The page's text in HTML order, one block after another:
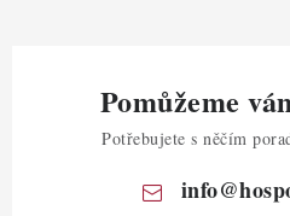
Pomůžeme
Potřebujete s něčím
info@